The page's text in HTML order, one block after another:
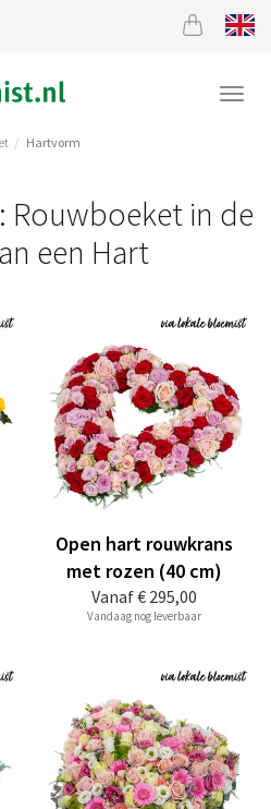
Hartvorm
Rouwboeket in de
een Hart
Vanaf€ 295,00
Open hart rouwkrans
met rozen (40 cm)
Vandaag nog leverbaar